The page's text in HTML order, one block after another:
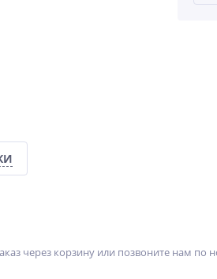
через корзину или позвоните нам по